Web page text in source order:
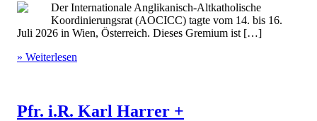
Der Internationale Anglikanisch-Altkatholische
Koordinierungsrat (AOCICC) tagte vom 14. bis 16.
Juli 2026 in Wien, Österreich. Dieses Gremium ist […]
» Weiterlesen
Pfr. i.R. Karl Harrer +